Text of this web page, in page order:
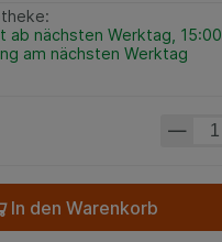
:
ab nächsten Werktag, 15:00
am nächsten Werktag
In den Warenkorb